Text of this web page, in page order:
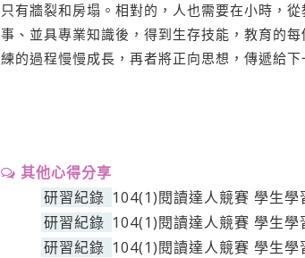
只有牆裂和房塌。相對的，人也需要在小時，
事、並具專業知識後，得到生存技能，教育的
練的過程慢慢成長，再者將正向思想，傳遞給
其他心得分享
研習紀錄 104(1)閱讀達人競賽 學生學
研習紀錄 104(1)閱讀達人競賽 學生學
研習紀錄 104(1)閱讀達人競賽 學生學